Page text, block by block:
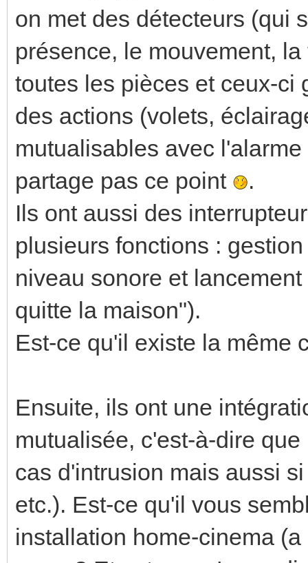
on met des détecteurs (qui
présence, le mouvement,
toutes les pièces et ceux-ci
des actions (volets,
mutualisables avec
partage pas ce point
.
Ils ont aussi des
plusieurs fonctions :
niveau sonore et
quitte la maison").
Est-ce qu'il existe la même
Ensuite, ils ont une
mutualisée, c'est-à-dire
cas d'intrusion mais aussi
etc.). Est-ce qu'il vous
installation home-cinema